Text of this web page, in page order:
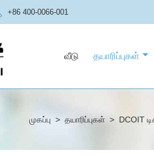
+86 400-0066-001
வீடு தயாரிப்புகள்
முகப்பு > தயாரிப்புகள் > DCOIT